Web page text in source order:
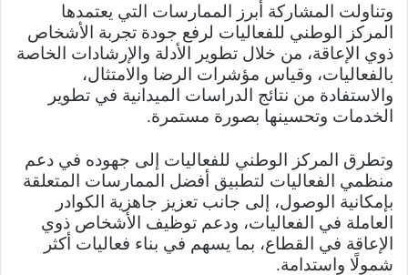
وتناولت المشاركة أبرز الممارسات التي يعتمدها
المركز الوطني للفعاليات لرفع جودة تجربة الأشخاص
ذوي الإعاقة، من خلال تطوير الأدلة والإرشادات الخاصة
بالفعاليات، وقياس مؤشرات الرضا والامتثال،
والاستفادة من نتائج الدراسات الميدانية في تطوير
الخدمات وتحسينها بصورة مستمرة.
وتطرق المركز الوطني للفعاليات إلى جهوده في دعم
منظمي الفعاليات لتطبيق أفضل الممارسات المتعلقة
بإمكانية الوصول، إلى جانب تعزيز جاهزية الكوادر
العاملة في الفعاليات، ودعم توظيف الأشخاص ذوي
الإعاقة في القطاع، بما يسهم في بناء فعاليات أكثر
شمولًا واستدامة.